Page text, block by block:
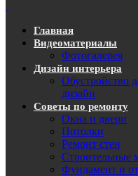
Главная
Видеоматериалы
Фотогалерея
Дизайн интерьера
Обустройство
дизайн
Советы по ремонту
Окна и двери
Потолки
Ремонт стен
Строительные
Фундамент и